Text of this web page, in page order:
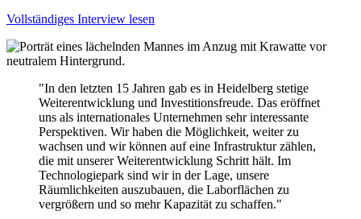
Vollständiges Interview lesen
"In den letzten 15 Jahren gab es in Heidelberg stetige
Weiterentwicklung und Investitionsfreude. Das eröffnet
uns als internationales Unternehmen sehr interessante
Perspektiven. Wir haben die Möglichkeit, weiter zu
wachsen und wir können auf eine Infrastruktur zählen,
die mit unserer Weiterentwicklung Schritt hält. Im
Technologiepark sind wir in der Lage, unsere
Räumlichkeiten auszubauen, die Laborflächen zu
vergrößern und so mehr Kapazität zu schaffen."